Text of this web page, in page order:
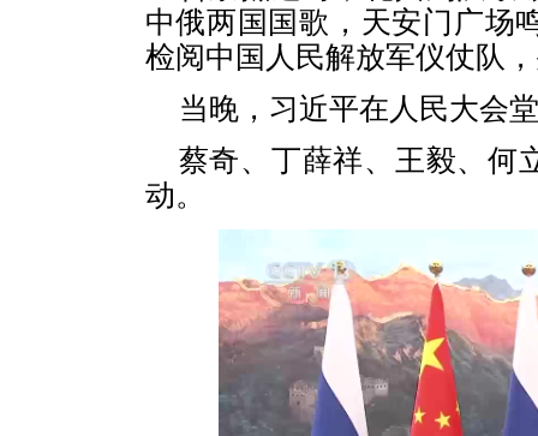
中俄两国国歌，天安门广场
检阅中国人民解放军仪仗队
当晚，习近平在人民大会
蔡奇、丁薛祥、王毅、何
动。